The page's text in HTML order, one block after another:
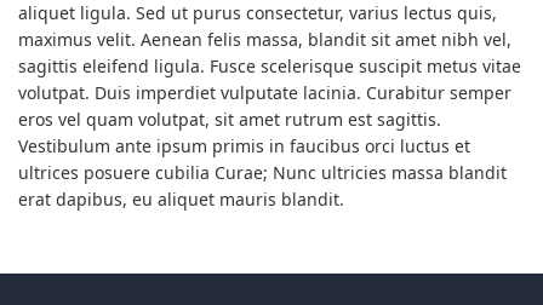
aliquet ligula. Sed ut purus consectetur, varius lectus quis,
maximus velit. Aenean felis massa, blandit sit amet nibh vel,
sagittis eleifend ligula. Fusce scelerisque suscipit metus vitae
volutpat. Duis imperdiet vulputate lacinia. Curabitur semper
eros vel quam volutpat, sit amet rutrum est sagittis.
Vestibulum ante ipsum primis in faucibus orci luctus et
ultrices posuere cubilia Curae; Nunc ultricies massa blandit
erat dapibus, eu aliquet mauris blandit.